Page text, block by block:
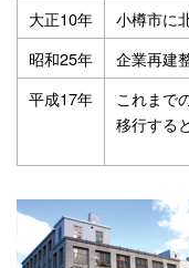
大正10年
小樽市に
昭和25年
企業再建
平成17年
これまで
移行する